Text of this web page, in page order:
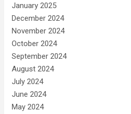
January 2025
December 2024
November 2024
October 2024
September 2024
August 2024
July 2024
June 2024
May 2024